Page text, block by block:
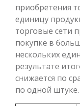
приобретения
единицу
торговые сети
покупке в
нескольких
результате
снижается по
по одной штуке.